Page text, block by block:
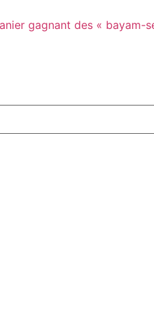
gagnant des « bayam-